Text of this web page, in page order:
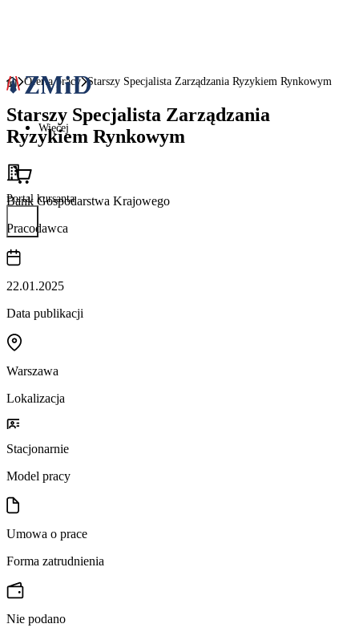
Więcej
Portal kursanta
Oferta pracy Starszy Specjalista Zarządzania Ryzykiem Rynkowym
Starszy Specjalista Zarządzania
Ryzykiem Rynkowym
Bank Gospodarstwa Krajowego
Pracodawca
22.01.2025
Data publikacji
Warszawa
Lokalizacja
Stacjonarnie
Model pracy
Umowa o prace
Forma zatrudnienia
Nie podano